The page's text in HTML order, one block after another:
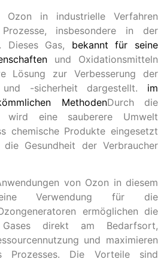
in industrielle Verfahren
insbesondere in der
Dieses Gas, bekannt für seine
und Oxidationsmitteln
Lösung zur Verbesserung der
und -sicherheit dargestellt. im
MethodenDurch die
eine sauberere Umwelt
chemische Produkte eingesetzt
Gesundheit der Verbraucher
von Ozon in diesem
Verwendung für die
ermöglichen die
direkt am Bedarfsort,
und maximieren
Prozesses. Die Vorteile sind